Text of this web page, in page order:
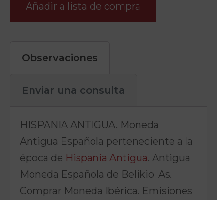
Añadir a lista de compra
Observaciones
Enviar una consulta
HISPANIA ANTIGUA. Moneda
Antigua Española perteneciente a la
época de Hispania Antigua. Antigua
Moneda Española de Belikio, As.
Comprar Moneda Ibérica. Emisiones